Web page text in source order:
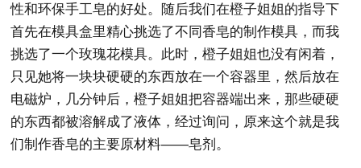
性和环保手工皂的好处。随后我们在橙子姐姐的指导下
首先在模具盒里精心挑选了不同香皂的制作模具，而我
挑选了一个玫瑰花模具。此时，橙子姐姐也没有闲着，
只见她将一块块硬硬的东西放在一个容器里，然后放在
电磁炉，几分钟后，橙子姐姐把容器端出来，那些硬硬
的东西都被溶解成了液体，经过询问，原来这个就是我
们制作香皂的主要原材料——皂剂。